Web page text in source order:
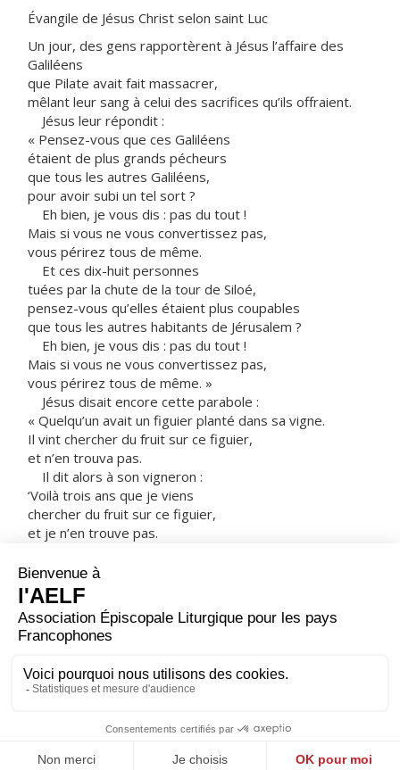
Évangile de Jésus Christ selon saint Luc
Un jour, des gens rapportèrent à Jésus l’affaire des
Galiléens
que Pilate avait fait massacrer,
mêlant leur sang à celui des sacrifices qu’ils offraient.
Jésus leur répondit :
« Pensez-vous que ces Galiléens
étaient de plus grands pécheurs
que tous les autres Galiléens,
pour avoir subi un tel sort ?
Eh bien, je vous dis : pas du tout !
Mais si vous ne vous convertissez pas,
vous périrez tous de même.
Et ces dix-huit personnes
tuées par la chute de la tour de Siloé,
pensez-vous qu’elles étaient plus coupables
que tous les autres habitants de Jérusalem ?
Eh bien, je vous dis : pas du tout !
Mais si vous ne vous convertissez pas,
vous périrez tous de même. »
Jésus disait encore cette parabole :
« Quelqu’un avait un figuier planté dans sa vigne.
Il vint chercher du fruit sur ce figuier,
et n’en trouva pas.
Il dit alors à son vigneron :
‘Voilà trois ans que je viens
chercher du fruit sur ce figuier,
et je n’en trouve pas.
Mais le vigneron lui répondit :
‘Maître, laisse-le encore cette année,
le temps que je bêche autour
pour y mettre du fumier.
Peut-être donnera-t-il du fruit à l’avenir.
Sinon, tu le couperas.’ »
– Acclamons la Parole de Dieu.